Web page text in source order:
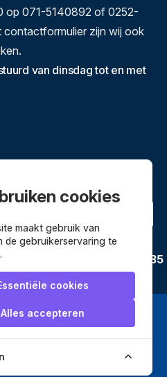
op 071-5140892 of 0252-
contactformulier zijn wij ook
van dinsdag tot en met
ontbinden
bijWebwinkel
3635
een webshop van
cookies
maakt gebruik van
de gebruikerservaring te
cookies
Alles accepteren